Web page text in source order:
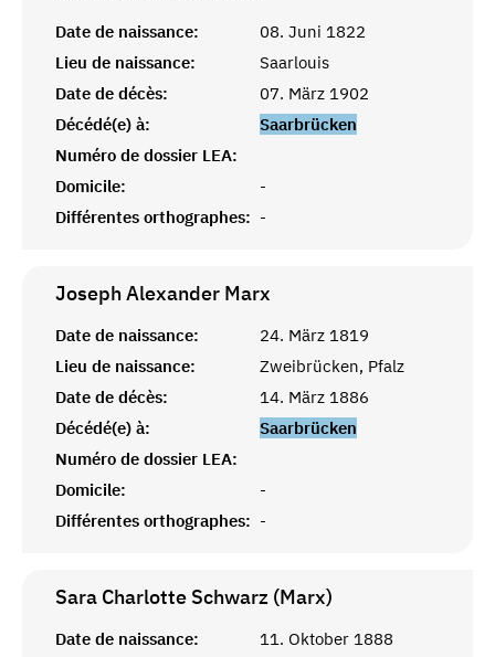
Date de naissance:
08. Juni 1822
Lieu de naissance:
Saarlouis
Date de décès:
07. März 1902
Décédé(e) à:
Saarbrücken
Numéro de dossier LEA:
Domicile:
-
Différentes orthographes: -
Joseph Alexander Marx
Date de naissance:
24. März 1819
Lieu de naissance:
Zweibrücken, Pfalz
Date de décès:
14. März 1886
Décédé(e) à:
Saarbrücken
Numéro de dossier LEA:
Domicile:
-
Différentes orthographes: -
Sara Charlotte Schwarz (Marx)
Date de naissance:
11. Oktober 1888